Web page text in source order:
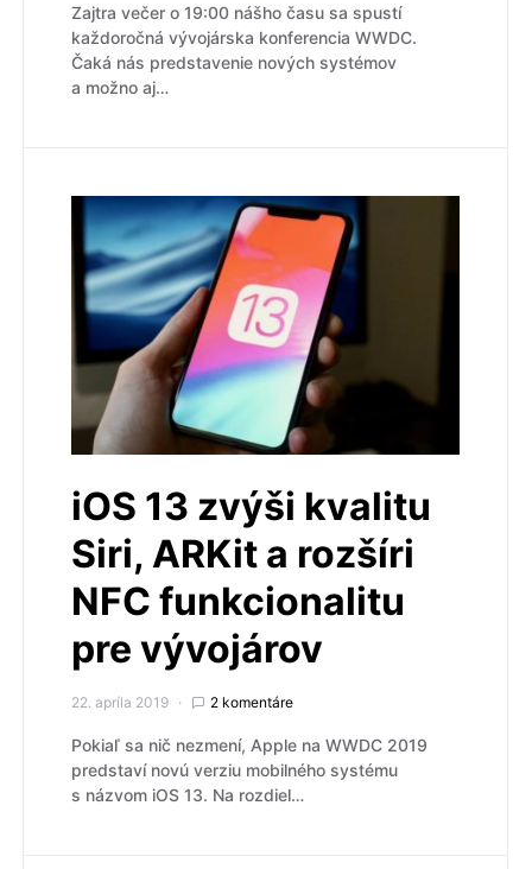
Zajtra večer o 19:00 nášho času sa spustí
každoročná vývojárska konferencia WWDC.
Čaká nás predstavenie nových systémov
a možno aj…
iOS 13 zvýši kvalitu
Siri, ARKit a rozšíri
NFC funkcionalitu
pre vývojárov
22. apríla 2019 2 komentáre
Pokiaľ sa nič nezmení, Apple na WWDC 2019
predstaví novú verziu mobilného systému
s názvom iOS 13. Na rozdiel…